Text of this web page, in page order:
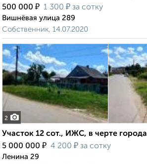
500 000 ₽ 1 300 ₽ за сотку
Вишнёвая улица 289
Собственник, 14.07.2020
2
Участок 12 сот., ИЖС, в черте города
5 000 000 ₽ 4 200 ₽ за сотку
Ленина 29